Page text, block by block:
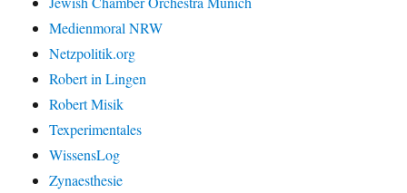
Medienmoral NRW
Netzpolitik.org
Robert in Lingen
Robert Misik
Texperimentales
WissensLog
Zynaesthesie